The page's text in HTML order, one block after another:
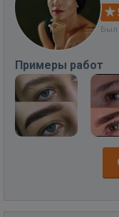
Был
Примеры работ